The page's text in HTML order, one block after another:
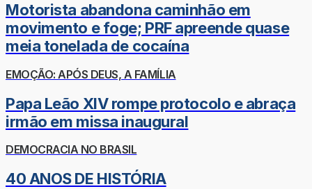
Motorista abandona caminhão em
movimento e foge; PRF apreende quase
meia tonelada de cocaína
EMOÇÃO: APÓS DEUS, A FAMÍLIA
Papa Leão XIV rompe protocolo e abraça
irmão em missa inaugural
DEMOCRACIA NO BRASIL
40 ANOS DE HISTÓRIA